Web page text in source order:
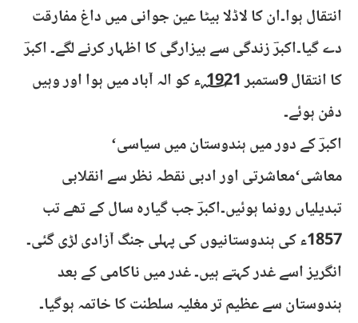
انتقال ہوا۔ان کا لاڈلا بیٹا عین جوانی میں داغ مفارقت
دے گیا۔اکبرؔ زندگی سے بیزارگی کا اظہار کرنے لگے۔ اکبرؔ
کا انتقال 9ستمبر 1921 ؁ء کو الہ آباد میں ہوا اور وہیں
دفن ہوئے۔
اکبرؔ کے دور میں ہندوستان میں سیاسی‘
معاشی‘معاشرتی اور ادبی نقطہ نظر سے انقلابی
تبدیلیاں رونما ہوئیں۔اکبرؔ جب گیارہ سال کے تھے تب
1857ء کی ہندوستانیوں کی پہلی جنگ آزادی لڑی گئی۔
انگریز اسے غدر کہتے ہیں۔ غدر میں ناکامی کے بعد
ہندوستان سے عظیم تر مغلیہ سلطنت کا خاتمہ ہوگیا۔